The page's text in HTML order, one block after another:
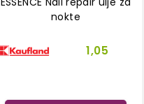
nokte
1,05